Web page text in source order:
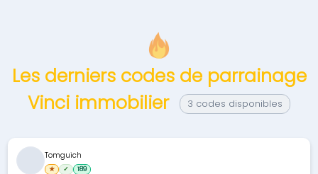
Les derniers codes de parrainage
Vinci immobilier
3 codes disponibles
Tomguich
★ ✓ 189